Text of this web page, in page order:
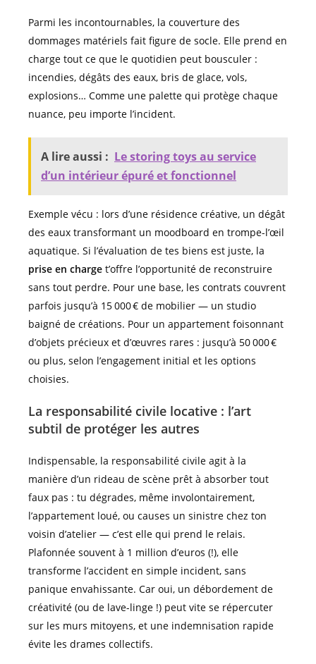
Parmi les incontournables, la couverture des
dommages matériels fait figure de socle. Elle prend en
charge tout ce que le quotidien peut bousculer :
incendies, dégâts des eaux, bris de glace, vols,
explosions… Comme une palette qui protège chaque
nuance, peu importe l’incident.
A lire aussi : Le storing toys au service
d’un intérieur épuré et fonctionnel
Exemple vécu : lors d’une résidence créative, un dégât
des eaux transformant un moodboard en trompe-l’œil
aquatique. Si l’évaluation de tes biens est juste, la
prise en charge t’offre l’opportunité de reconstruire
sans tout perdre. Pour une base, les contrats couvrent
parfois jusqu’à 15 000 € de mobilier ― un studio
baigné de créations. Pour un appartement foisonnant
d’objets précieux et d’œuvres rares : jusqu’à 50 000 €
ou plus, selon l’engagement initial et les options
choisies.
La responsabilité civile locative : l’art
subtil de protéger les autres
Indispensable, la responsabilité civile agit à la
manière d’un rideau de scène prêt à absorber tout
faux pas : tu dégrades, même involontairement,
l’appartement loué, ou causes un sinistre chez ton
voisin d’atelier — c’est elle qui prend le relais.
Plafonnée souvent à 1 million d’euros (!), elle
transforme l’accident en simple incident, sans
panique envahissante. Car oui, un débordement de
créativité (ou de lave-linge !) peut vite se répercuter
sur les murs mitoyens, et une indemnisation rapide
évite les drames collectifs.